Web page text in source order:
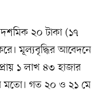
দশমিক ২০ টাকা (১৭
মূল্যবৃদ্ধির আবেদনে
১ লাখ ৪৩ হাজার
মতো। গত ২০ ও ২১ মে